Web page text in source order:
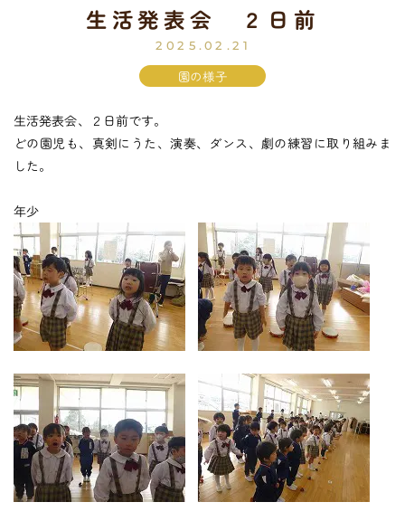
平 野 稚 園
入園案内
つくしの会
預かり保育
保 育後の課外活動
課外授業
お知らせ ブログ
フォトギャラリー よくあるご質問
プライバシーポリシー
生活発表会 ２日前
2025.02.21
園の様子
生活発表会、２日前です。
どの園児も、真剣にうた、演奏、ダンス、劇の練習に取り組みま
した。
年少